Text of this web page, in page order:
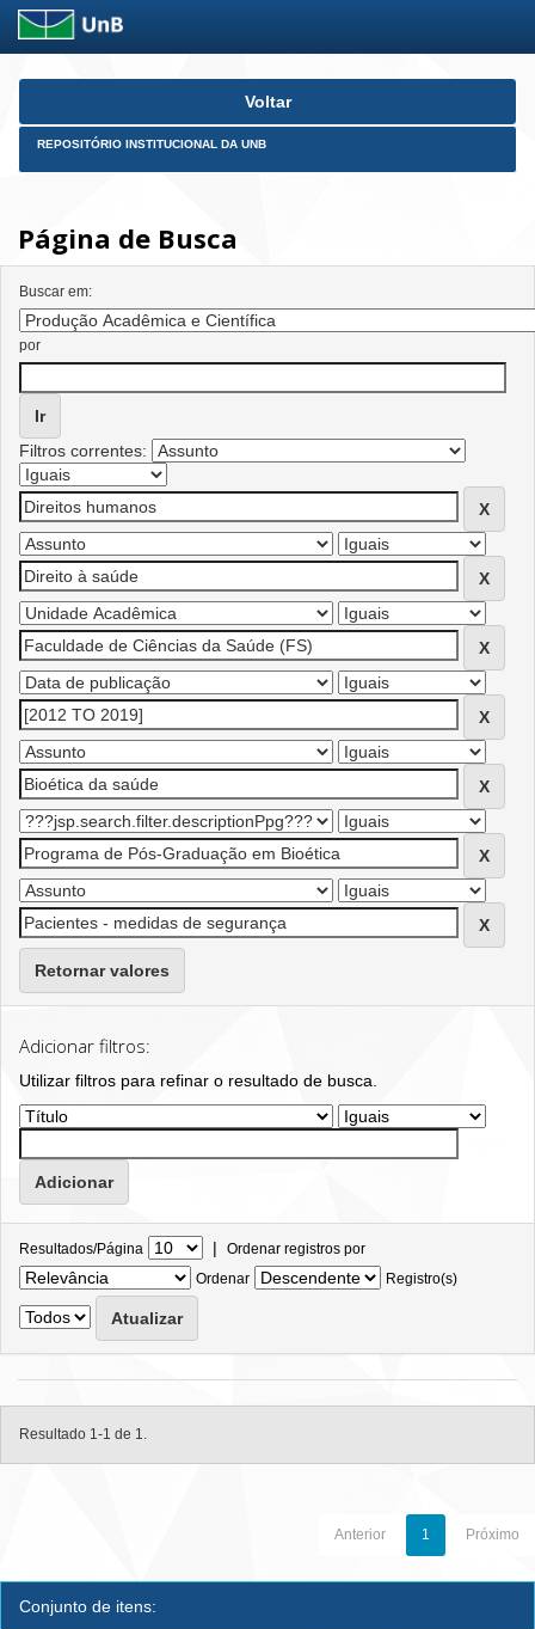
Skip
Voltar
REPOSITÓRIO INSTITUCIONAL DA UNB
Página de Busca
Buscar em:
por
Filtros correntes:
Retornar valores
Adicionar filtros:
Utilizar filtros para refinar o resultado de busca.
Resultados/Página | Ordenar registros por
Ordenar
Registro(s)
Resultado 1-1 de 1.
Anterior 1 Próximo
Conjunto de itens: